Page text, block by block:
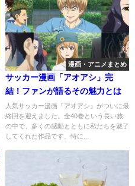
漫画・アニメまとめ
サッカー漫画「アオアシ」完
結！ファンが語るその魅力とは
人気サッカー漫画『アオアシ』がついに最
終回を迎えました。全40巻という長い旅
の中で、多くの感動とともに私たちを魅了
してくれた作品です。特に...